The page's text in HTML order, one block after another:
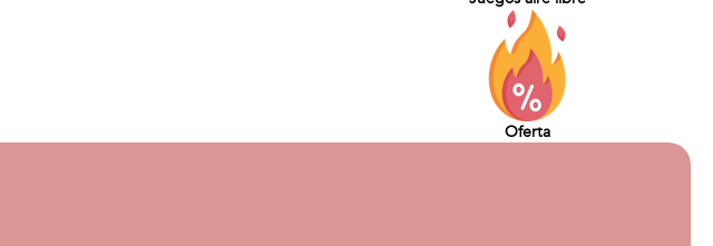
Oferta